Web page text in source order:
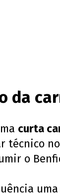
da
curta
técnico
o